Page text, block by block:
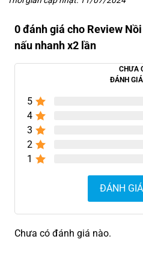
0 đánh giá cho Review
nấu nhanh x2 lần
CHƯA
ĐÁNH
5
4
3
2
1
ĐÁNH
Chưa có đánh giá nào.